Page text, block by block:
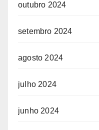
outubro 2024
setembro 2024
agosto 2024
julho 2024
junho 2024